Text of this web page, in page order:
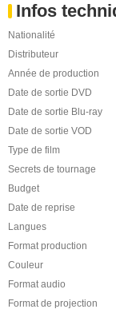
Infos
Nationalité
Distributeur
Année de production
Date de sortie DVD
Date de sortie Blu-ray
Date de sortie VOD
Type de film
Secrets de tournage
Budget
Date de reprise
Langues
Format production
Couleur
Format audio
Format de projection